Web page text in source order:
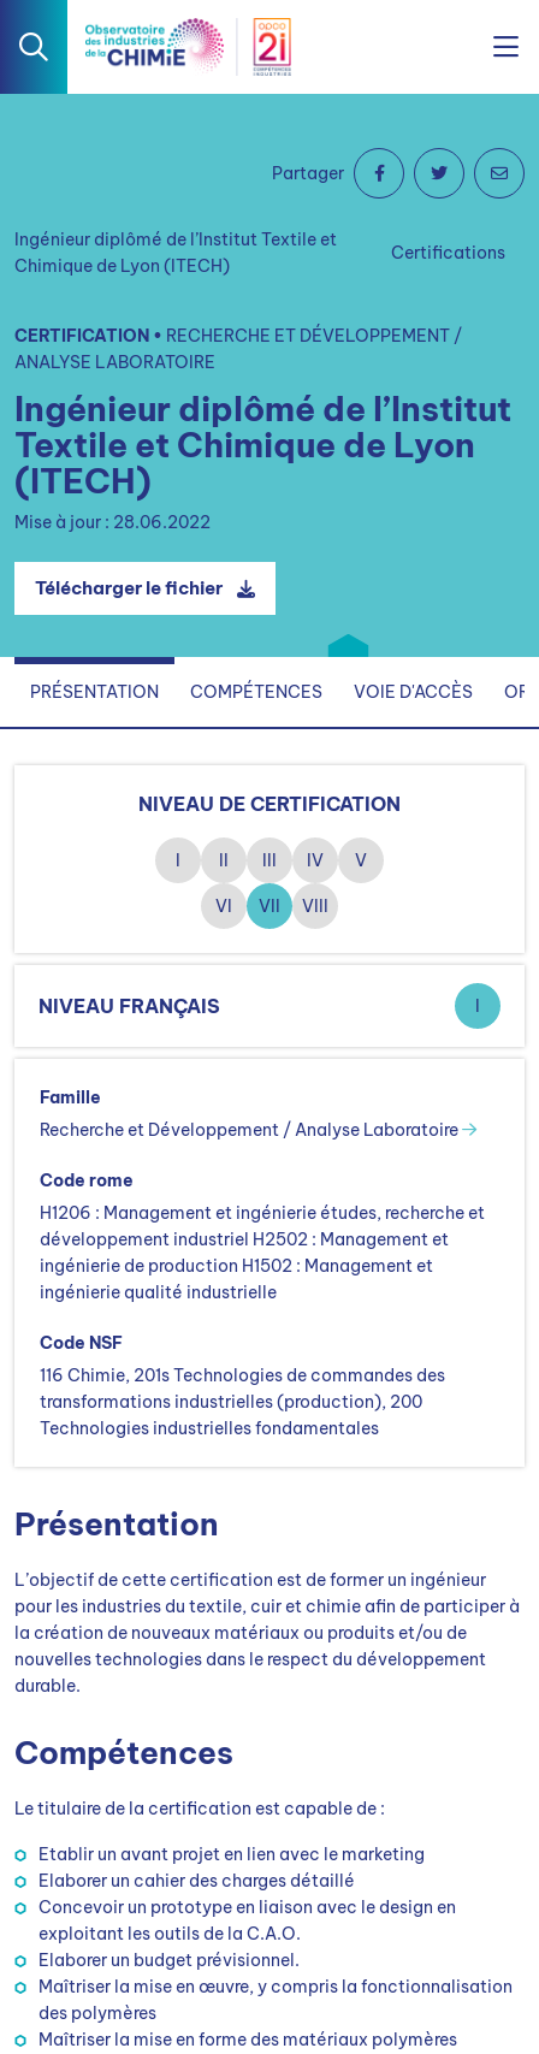
Ingénieur diplômé de l’Institut Textile et
Chimique de Lyon (ITECH)
Certifications
CERTIFICATION • RECHERCHE ET DÉVELOPPEMENT /
ANALYSE LABORATOIRE
Ingénieur diplômé de l’Institut
Textile et Chimique de Lyon
(ITECH)
Mise à jour : 28.06.2022
Télécharger le fichier
Partager
PRÉSENTATION COMPÉTENCES VOIE D'ACCÈS
Présentation
L’objectif de cette certification est de former un ingénieur
pour les industries du textile, cuir et chimie afin de participer à
la création de nouveaux matériaux ou produits et/ou de
nouvelles technologies dans le respect du développement
durable.
Compétences
Le titulaire de la certification est capable de :
Etablir un avant projet en lien avec le marketing
Elaborer un cahier des charges détaillé
Concevoir un prototype en liaison avec le design en
exploitant les outils de la C.A.O.
Elaborer un budget prévisionnel.
Maîtriser la mise en œuvre, y compris la fonctionnalisation
des polymères
Maîtriser la mise en forme des matériaux polymères
NIVEAU DE CERTIFICATION
I II III IV V
VI VII VIII
NIVEAU FRANÇAIS I
Famille
Recherche et Développement / Analyse Laboratoire
Code rome
H1206 : Management et ingénierie études, recherche et
développement industriel H2502 : Management et
ingénierie de production H1502 : Management et
ingénierie qualité industrielle
Code NSF
116 Chimie, 201s Technologies de commandes des
transformations industrielles (production), 200
Technologies industrielles fondamentales